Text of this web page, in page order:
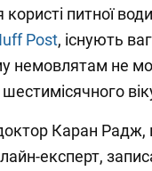
користі питної
Post, існують
немовлятам не
Каран Радж,
експерт,